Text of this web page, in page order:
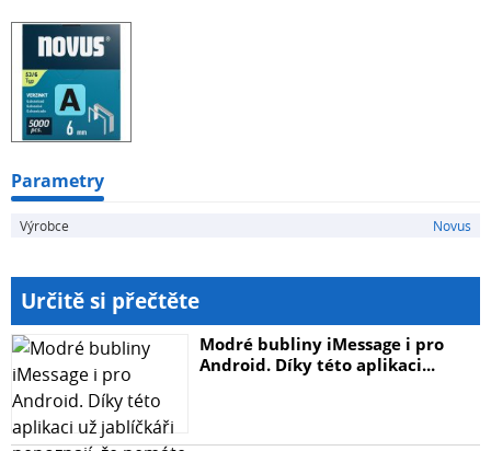
Parametry
Výrobce Novus
Určitě si přečtěte
Modré bubliny iMessage i pro
Android. Díky této aplikaci...